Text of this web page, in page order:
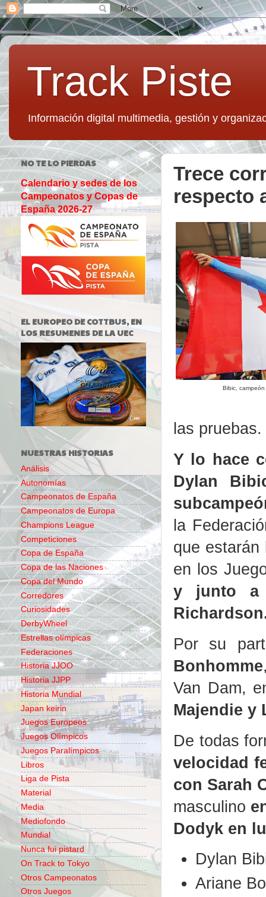
Track Piste
Información digital multimedia, gestión y
Trece
respecto
Bibic,
las pruebas.
Y lo hace
Dylan
la
que
en los
y junto a
Por su
Bonhomme
Van Dam,
Majendie y
De todas
velocidad
con Sarah
masculino
Dodyk en
Dylan
Ariane
NO TE LO PIERDAS
Calendario y sedes de los
Campeonatos y Copas de
España 2026-27
EL EUROPEO DE COTTBUS, EN
LOS RESUMENES DE LA UEC
NUESTRAS HISTORIAS
Análisis
Autonomías
Campeonatos de España
Campeonatos de Europa
Champions League
Competiciones
Copa de España
Copa de las Naciones
Copa del Mundo
Corredores
Curiosidades
DerbyWheel
Estrellas olímpicas
Federaciones
Historia JJOO
Historia JJPP
Historia Mundial
Japan keirin
Juegos Europeos
Juegos Olímpicos
Juegos Paralímpicos
Libros
Liga de Pista
Material
Media
Mediofondo
Mundial
Nunca fui pistard
On Track to Tokyo
Otros Campeonatos
Otros Juegos